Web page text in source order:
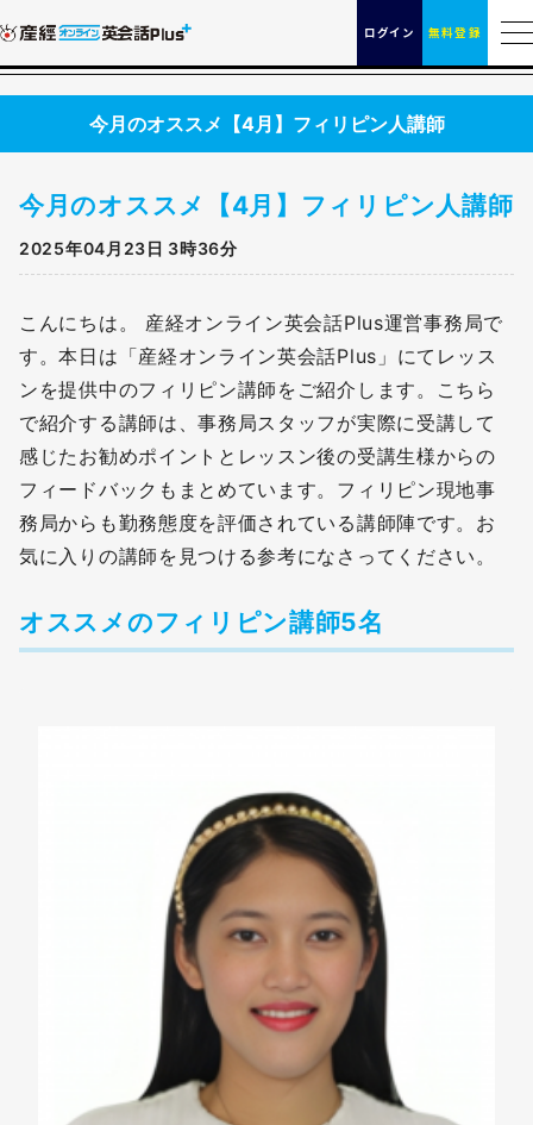
ログイン 無料登録
今月のオススメ【4月】フィリピン人講師
今月のオススメ【4月】フィリピン人講師
2025年04月23日 3時36分
こんにちは。 産経オンライン英会話Plus運営事務局で
す。本日は「産経オンライン英会話Plus」にてレッス
ンを提供中のフィリピン講師をご紹介します。こちら
で紹介する講師は、事務局スタッフが実際に受講して
感じたお勧めポイントとレッスン後の受講生様からの
フィードバックもまとめています。フィリピン現地事
務局からも勤務態度を評価されている講師陣です。お
気に入りの講師を見つける参考になさってください。
オススメのフィリピン講師5名